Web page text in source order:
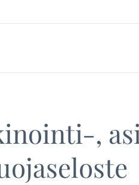
,